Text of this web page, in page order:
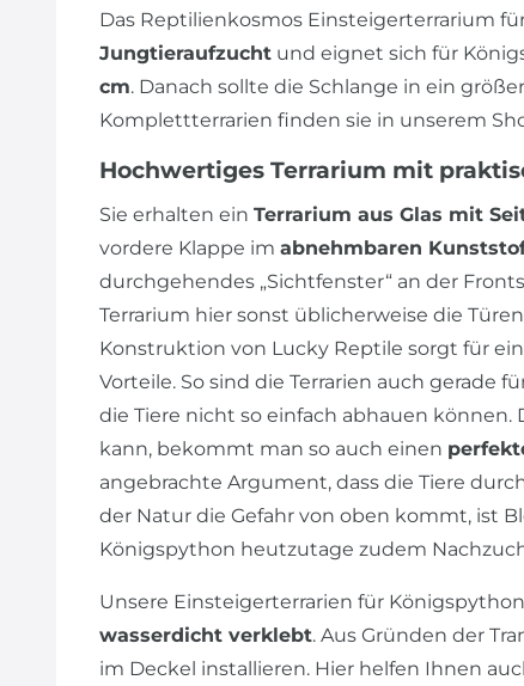
Das Reptilienkosmos Einsteigerterrarium
Jungtieraufzucht und eignet sich für
cm. Danach sollte die Schlange in ein
Komplettterrarien finden sie in unserem
Hochwertiges Terrarium mit
Sie erhalten ein Terrarium aus Glas mit
vordere Klappe im abnehmbaren
durchgehendes „Sichtfenster“ an der
Terrarium hier sonst üblicherweise die
Konstruktion von Lucky Reptile sorgt für
Vorteile. So sind die Terrarien auch gerade
die Tiere nicht so einfach abhauen
kann, bekommt man so auch einen
angebrachte Argument, dass die Tiere
der Natur die Gefahr von oben kommt, ist
Königspython heutzutage zudem
Unsere Einsteigerterrarien für
wasserdicht verklebt. Aus Gründen der
im Deckel installieren. Hier helfen Ihnen